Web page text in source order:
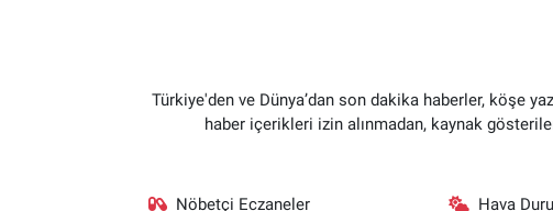
Türkiye'den ve Dünya’dan son dakika haberler, köşe
haber içerikleri izin alınmadan, kaynak
Nöbetçi Eczaneler Hava